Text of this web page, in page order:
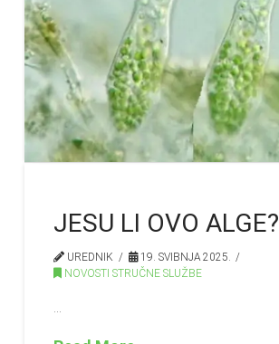
JESU LI OVO ALGE?
UREDNIK
19. SVIBNJA 2025.
NOVOSTI STRUČNE SLUŽBE